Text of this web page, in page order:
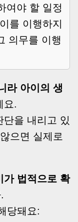
여야 할 일정
를 이행하지
의무를 이행
라 아이의 생
요.
단을 내리고 있
으면 실제로
가 법적으로 확
당돼요: